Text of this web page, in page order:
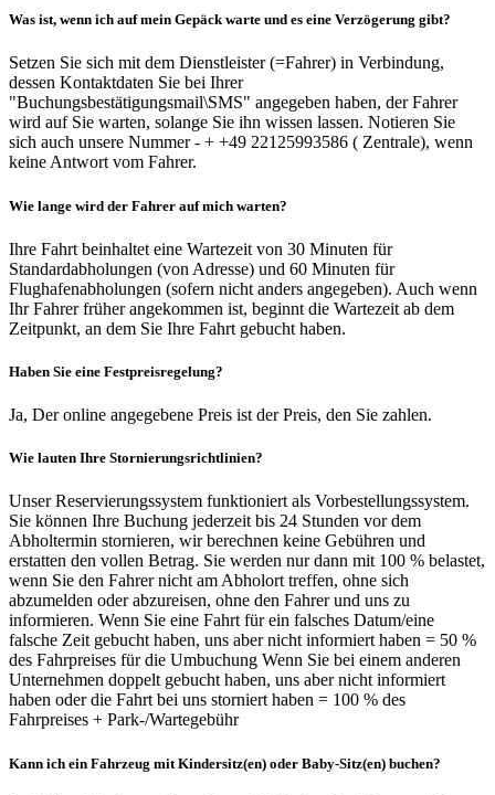
Was ist, wenn ich auf mein Gepäck warte und es eine Verzögerung gibt?
Setzen Sie sich mit dem Dienstleister (=Fahrer) in Verbindung,
dessen Kontaktdaten Sie bei Ihrer
"Buchungsbestätigungsmail\SMS" angegeben haben, der Fahrer
wird auf Sie warten, solange Sie ihn wissen lassen. Notieren Sie
sich auch unsere Nummer - + +49 22125993586 ( Zentrale), wenn
keine Antwort vom Fahrer.
Wie lange wird der Fahrer auf mich warten?
Ihre Fahrt beinhaltet eine Wartezeit von 30 Minuten für
Standardabholungen (von Adresse) und 60 Minuten für
Flughafenabholungen (sofern nicht anders angegeben). Auch wenn
Ihr Fahrer früher angekommen ist, beginnt die Wartezeit ab dem
Zeitpunkt, an dem Sie Ihre Fahrt gebucht haben.
Haben Sie eine Festpreisregelung?
Ja, Der online angegebene Preis ist der Preis, den Sie zahlen.
Wie lauten Ihre Stornierungsrichtlinien?
Unser Reservierungssystem funktioniert als Vorbestellungssystem.
Sie können Ihre Buchung jederzeit bis 24 Stunden vor dem
Abholtermin stornieren, wir berechnen keine Gebühren und
erstatten den vollen Betrag. Sie werden nur dann mit 100 % belastet,
wenn Sie den Fahrer nicht am Abholort treffen, ohne sich
abzumelden oder abzureisen, ohne den Fahrer und uns zu
informieren. Wenn Sie eine Fahrt für ein falsches Datum/eine
falsche Zeit gebucht haben, uns aber nicht informiert haben = 50 %
des Fahrpreises für die Umbuchung Wenn Sie bei einem anderen
Unternehmen doppelt gebucht haben, uns aber nicht informiert
haben oder die Fahrt bei uns storniert haben = 100 % des
Fahrpreises + Park-/Wartegebühr
Kann ich ein Fahrzeug mit Kindersitz(en) oder Baby-Sitz(en) buchen?